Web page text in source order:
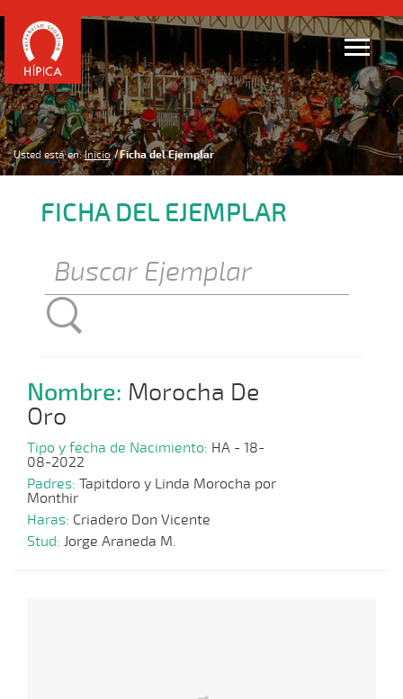
Usted está en: Inicio Ficha del Ejemplar
FICHA DEL EJEMPLAR
Nombre: Morocha De
Oro
Tipo y fecha de Nacimiento: HA - 18-
08-2022
Padres: Tapitdoro y Linda Morocha por
Monthir
Haras: Criadero Don Vicente
Stud: Jorge Araneda M.